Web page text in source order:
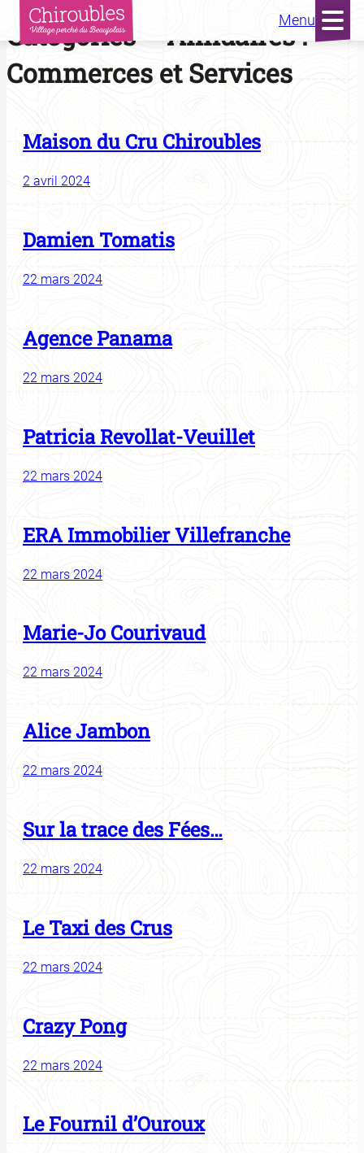
Aller
au
contenu
Menu
Catégories – Annuaires :
Commerces et Services
Maison du Cru Chiroubles
2 avril 2024
Damien Tomatis
22 mars 2024
Agence Panama
22 mars 2024
Patricia Revollat-Veuillet
22 mars 2024
ERA Immobilier Villefranche
22 mars 2024
Marie-Jo Courivaud
22 mars 2024
Alice Jambon
22 mars 2024
Sur la trace des Fées…
22 mars 2024
Le Taxi des Crus
22 mars 2024
Crazy Pong
22 mars 2024
Le Fournil d’Ouroux